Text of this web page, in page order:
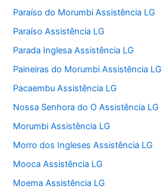
Paraíso do Morumbi Assistência LG
Paraíso Assistência LG
Parada Inglesa Assistência LG
Paineiras do Morumbi Assistência LG
Pacaembu Assistência LG
Nossa Senhora do O Assistência LG
Morumbi Assistência LG
Morro dos Ingleses Assistência LG
Mooca Assistência LG
Moema Assistência LG